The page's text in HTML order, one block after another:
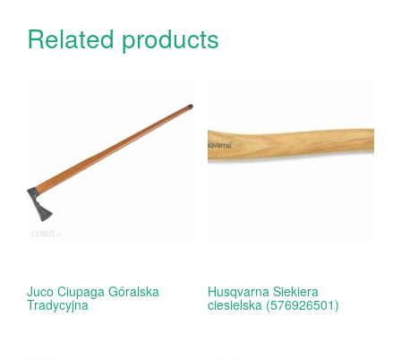
Related products
Juco Ciupaga Góralska
Tradycyjna
Husqvarna Siekiera
ciesielska (576926501)